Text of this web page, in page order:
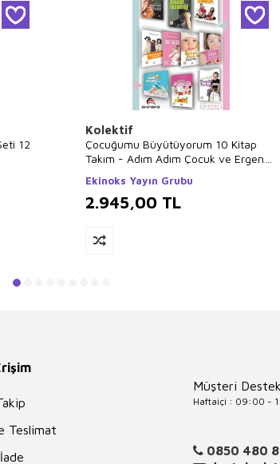
12
Kolektif
Çocuğumu Büyütüyorum 10 Kitap
Takım - Adım Adım Çocuk ve Ergen
Ekinoks Yayın Grubu
2.945,00 TL
Teslimat
Müşteri Destek
Haftaiçi : 09:00 -
0850 480